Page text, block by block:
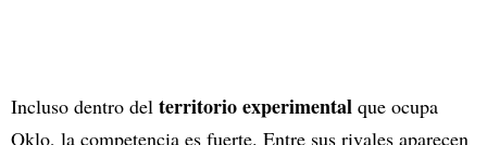
Incluso dentro del territorio experimental que ocupa
Oklo, la competencia es fuerte. Entre sus rivales aparecen